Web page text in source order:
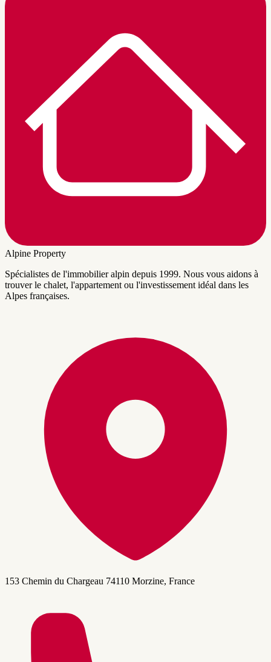
Alpine Property
Spécialistes de l'immobilier alpin depuis 1999. Nous vous aidons à
trouver le chalet, l'appartement ou l'investissement idéal dans les
Alpes françaises.
153 Chemin du Chargeau 74110 Morzine, France